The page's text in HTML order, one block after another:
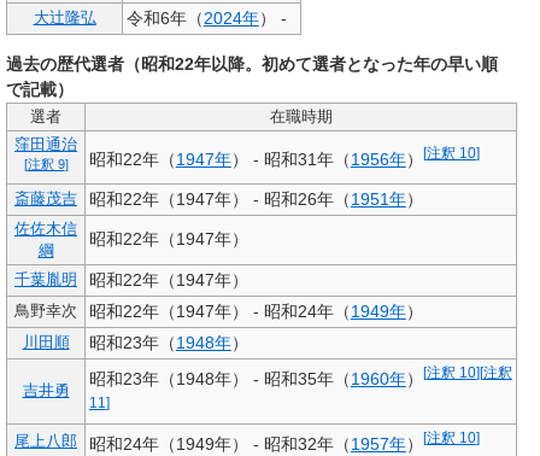
大辻隆弘 令和6年（2024年） -
過去の歴代選者（昭和22年以降。初めて選者となった年の早い順
で記載）
選者
在職時期
窪田通治
[注釈 9] 昭和22年（1947年） - 昭和31年（1956年） [注釈 10]
斎藤茂吉 昭和22年（1947年） - 昭和26年（1951年）
佐佐木信
綱
昭和22年（1947年）
千葉胤明 昭和22年（1947年）
鳥野幸次 昭和22年（1947年） - 昭和24年（1949年）
川田順 昭和23年（1948年）
吉井勇
昭和23年（1948年） - 昭和35年（1960年） [注釈 10][注釈
11 ]
尾上八郎 昭和24年（1949年） - 昭和32年（1957年） [注釈 10]